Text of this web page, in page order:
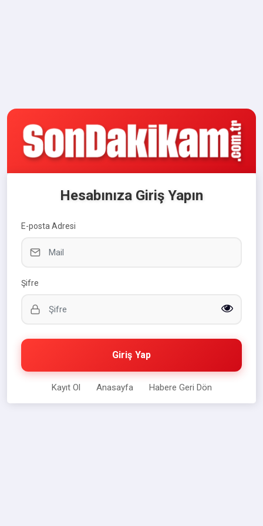
Hesabınıza Giriş Yapın
E-posta Adresi
Şifre
Giriş Yap
Kayıt Ol Anasayfa Habere Geri Dön